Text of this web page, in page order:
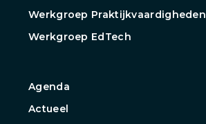
Werkgroep Praktijkvaardigheden
Werkgroep EdTech
Agenda
Actueel